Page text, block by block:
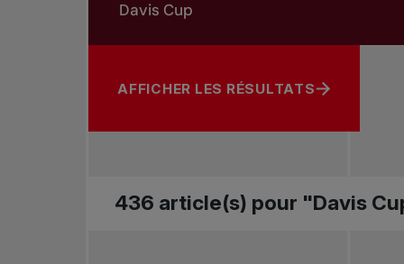
Rechercher par sujet, joueur ou autre
AFFICHER LES RÉSULTATS
436 article(s) pour "Davis